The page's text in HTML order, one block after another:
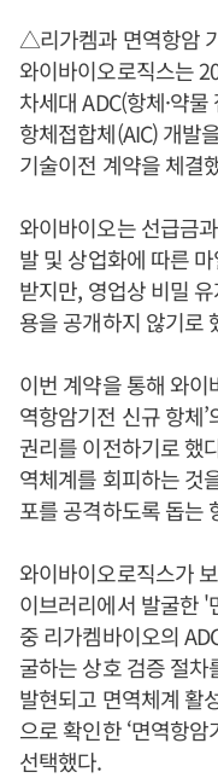
△리가켐과 면역항암
와이바이오로직스는
차세대 ADC(항체·약
항체접합체(AIC) 개발
기술이전 계약을 체결
와이바이오는 선급금
발 및 상업화에 따른
받지만, 영업상 비밀
용을 공개하지 않기로
이번 계약을 통해 와이
역항암기전 신규 항체
권리를 이전하기로 했
역체계를 회피하는 것
포를 공격하도록 돕는
와이바이오로직스가
이브러리에서 발굴한
중 리가켐바이오의
굴하는 상호 검증 절
발현되고 면역체계 활
으로 확인한 ‘면역항
선택했다.